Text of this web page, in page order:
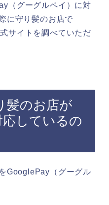
（グーグルペイ）に対
に守り髪のお店で
サイトを調べていただ
髪のお店が
しているの
GooglePay（グーグル